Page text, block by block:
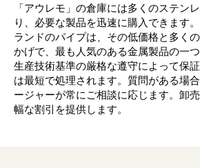
「アウレモ」の倉庫には多くのステン
り、必要な製品を迅速に購入できます
ランドのパイプは、その低価格と多く
かげで、最も人気のある金属製品の一
生産技術基準の厳格な遵守によって保
は最短で処理されます。質問がある場
ージャーが常にご相談に応じます。卸
幅な割引を提供します。